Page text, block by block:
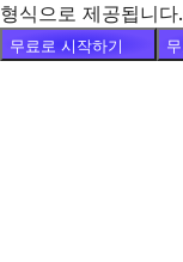
형식으로 제공됩니다.
무료로 시작하기